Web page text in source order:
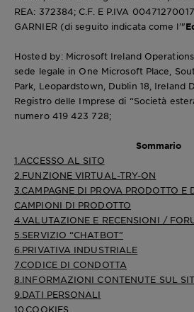
REA: 372384; C.F. E P.IVA
GARNIER (di seguito indicata come l’"
Hosted by: Microsoft Ireland
sede legale in One Microsoft Place,
Park, Leopardstown, Dublin 18, Ireland
Registro delle Imprese di “Società
numero 419 423 728;
Sommario
1.ACCESSO AL SITO
2.FUNZIONE VIRTUAL-TRY-ON
3.CAMPAGNE DI PROVA PRODOTTO E
CAMPIONI DI PRODOTTO
4.VALUTAZIONE E RECENSIONI /
5.SERVIZIO “CHATBOT”
6.PRIVATIVA INDUSTRIALE
7.CODICE DI CONDOTTA
8.INFORMAZIONI CONTENUTE SUL
9.DATI PERSONALI
10.COOKIES